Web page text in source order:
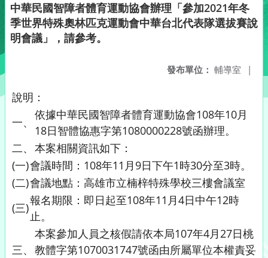
中華民國智障者體育運動協會辦理「參加2021年冬
季世界特殊奧林匹克運動會中華台北代表隊選拔賽說
明會議」，請參考。
發布單位： 輔導室 |
說明：
一、
依據中華民國智障者體育運動協會108年10月
18日智體協惠字第1080000228號函辦理。
二、 本案相關資訊如下：
(一)會議時間：108年11月9日下午1時30分至3時。
(二)會議地點：高雄市立楠梓特殊學校三樓會議室
(三)
報名期限：即日起至108年11月4日中午12時
止。
三、
本案參加人員之核假請依本局107年4月27日桃
教體字第1070031747號函由所屬單位本權責妥